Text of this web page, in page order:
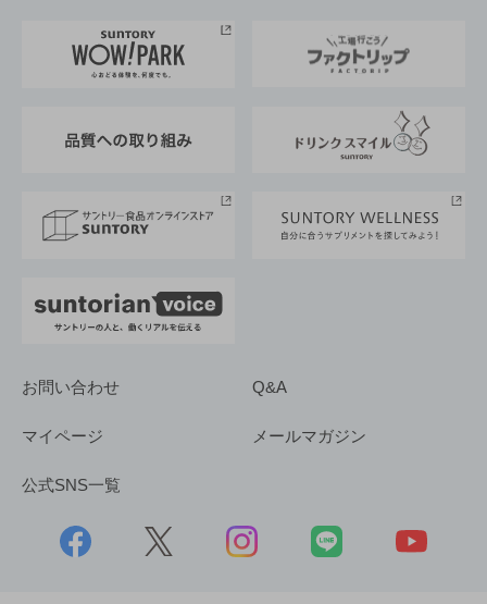
地域情報
サントリーサンバーズ大阪
サントリーが考えるサステナビリティ経営
企業概要
採用情報
お問い合わせ Q&A
マイページ メールマガジン
公式SNS一覧